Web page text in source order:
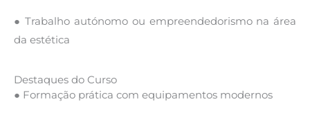
● Trabalho autónomo ou empreendedorismo na área
da estética
Destaques do Curso
● Formação prática com equipamentos modernos